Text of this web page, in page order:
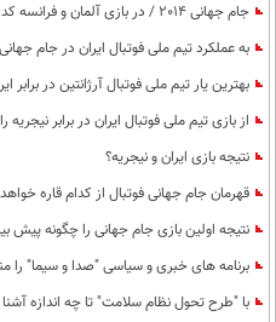
جام جهانی 2014 / در بازی آلمان و فرانسه کدام یک می برد؟
به عملکرد تیم ملی فوتبال ایران در جام جهانی 2014 چه امتیازی می دهید؟
بهترین یار تیم ملی فوتبال آرژانتین در برابر
از بازی تیم ملی فوتبال ایران در برابر نیجریه
نتیجه بازی ایران و نیجریه؟
قهرمان جام جهانی فوتبال از کدام قاره
نتیجه اولین بازی جام جهانی را چگونه پیش
برنامه های خبری و سیاسی "صدا و سیما" را
با "طرح تحول نظام سلامت"‌ تا چه اندازه